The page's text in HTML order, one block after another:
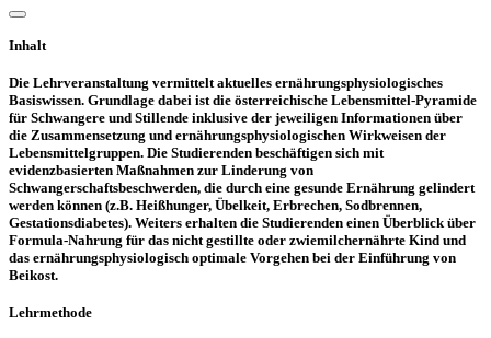
Inhalt
Die Lehrveranstaltung vermittelt aktuelles ernährungsphysiologisches
Basiswissen. Grundlage dabei ist die österreichische Lebensmittel-Pyramide
für Schwangere und Stillende inklusive der jeweiligen Informationen über
die Zusammensetzung und ernährungsphysiologischen Wirkweisen der
Lebensmittelgruppen. Die Studierenden beschäftigen sich mit
evidenzbasierten Maßnahmen zur Linderung von
Schwangerschaftsbeschwerden, die durch eine gesunde Ernährung gelindert
werden können (z.B. Heißhunger, Übelkeit, Erbrechen, Sodbrennen,
Gestationsdiabetes). Weiters erhalten die Studierenden einen Überblick über
Formula-Nahrung für das nicht gestillte oder zwiemilchernährte Kind und
das ernährungsphysiologisch optimale Vorgehen bei der Einführung von
Beikost.
Lehrmethode